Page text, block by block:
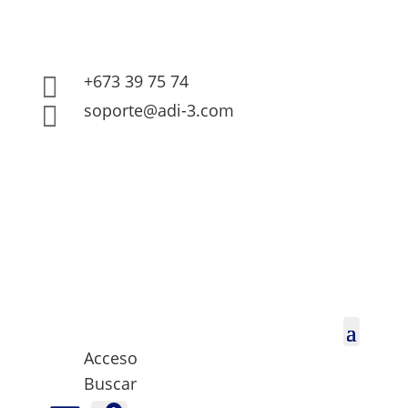
 +673 39 75 74
 soporte@adi-3.com
Acceso
Buscar